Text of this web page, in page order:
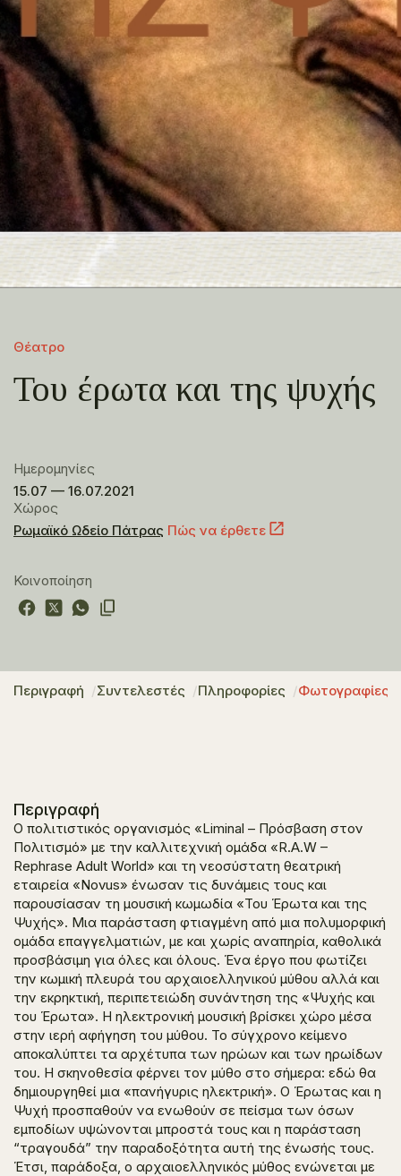
Θέατρο
Του έρωτα και της ψυχής
Ημερομηνίες
15.07 — 16.07.2021
Χώρος
Ρωμαϊκό Ωδείο Πάτρας Πώς να έρθετε
Κοινοποίηση
Περιγραφή Συντελεστές Πληροφορίες Φωτογραφίες
Περιγραφή
Ο πολιτιστικός οργανισμός «Liminal – Πρόσβαση στον
Πολιτισμό» με την καλλιτεχνική ομάδα «R.A.W –
Rephrase Adult World» και τη νεοσύστατη θεατρική
εταιρεία «Novus» ένωσαν τις δυνάμεις τους και
παρουσίασαν τη μουσική κωμωδία «Του Έρωτα και της
Ψυχής». Μια παράσταση φτιαγμένη από μια πολυμορφική
ομάδα επαγγελματιών, με και χωρίς αναπηρία, καθολικά
προσβάσιμη για όλες και όλους. Ένα έργο που φωτίζει
την κωμική πλευρά του αρχαιοελληνικού μύθου αλλά και
την εκρηκτική, περιπετειώδη συνάντηση της «Ψυχής και
του Έρωτα». Η ηλεκτρονική μουσική βρίσκει χώρο μέσα
στην ιερή αφήγηση του μύθου. Το σύγχρονο κείμενο
αποκαλύπτει τα αρχέτυπα των ηρώων και των ηρωίδων
του. Η σκηνοθεσία φέρνει τον μύθο στο σήμερα: εδώ θα
δημιουργηθεί μια «πανήγυρις ηλεκτρική». Ο Έρωτας και η
Ψυχή προσπαθούν να ενωθούν σε πείσμα των όσων
εμποδίων υψώνονται μπροστά τους και η παράσταση
“τραγουδά” την παραδοξότητα αυτή της ένωσής τους.
Έτσι, παράδοξα, ο αρχαιοελληνικός μύθος ενώνεται με